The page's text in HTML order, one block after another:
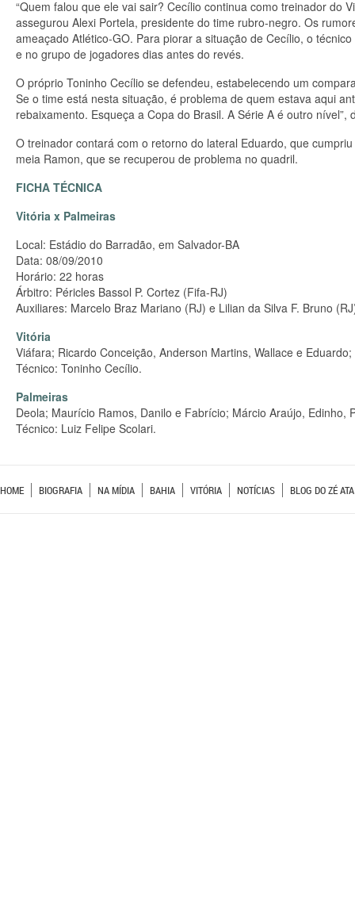
“Quem falou que ele vai sair? Cecílio continua como treinador do
assegurou Alexi Portela, presidente do time rubro-negro. Os
ameaçado Atlético-GO. Para piorar a situação de Cecílio, o
e no grupo de jogadores dias antes do revés.
O próprio Toninho Cecílio se defendeu, estabelecendo um
Se o time está nesta situação, é problema de quem estava aqui
rebaixamento. Esqueça a Copa do Brasil. A Série A é outro nível”,
O treinador contará com o retorno do lateral Eduardo, que
meia Ramon, que se recuperou de problema no quadril.
FICHA TÉCNICA
Vitória x Palmeiras
Local: Estádio do Barradão, em Salvador-BA
Data: 08/09/2010
Horário: 22 horas
Árbitro: Péricles Bassol P. Cortez (Fifa-RJ)
Auxiliares: Marcelo Braz Mariano (RJ) e Lilian da Silva F. Bruno
Vitória
Viáfara; Ricardo Conceição, Anderson Martins, Wallace e
Técnico: Toninho Cecílio.
Palmeiras
Deola; Maurício Ramos, Danilo e Fabrício; Márcio Araújo, Edinho,
Técnico: Luiz Felipe Scolari.
HOME BIOGRAFIA NA MÍDIA BAHIA VITÓRIA NOTÍCIAS BLOG DO ZÉ